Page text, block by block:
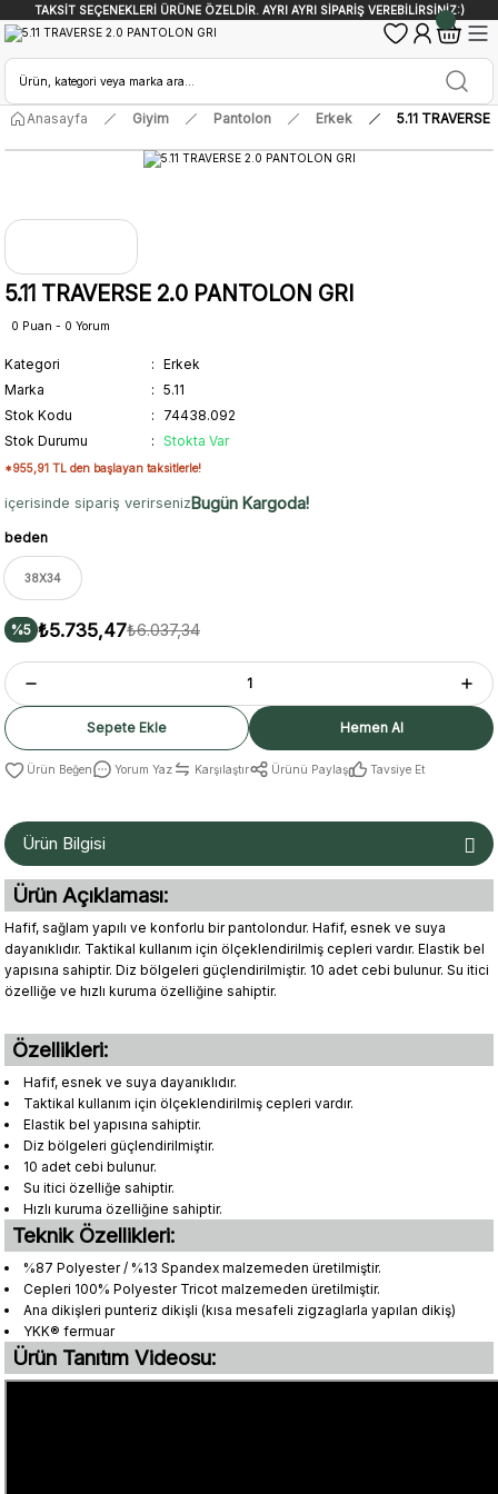
TAKSİT SEÇENEKLERİ ÜRÜNE ÖZELDİR. AYRI AYRI SİPARİŞ VEREBİLİRSİNİZ:)
Anasayfa Giyim Pantolon Erkek 5.11
5.11 TRAVERSE 2.0 PANTOLON GRI
0 Puan - 0 Yorum
Kategori
Erkek
Marka
5.11
Stok Kodu
74438.092
Stok Durumu
Stokta Var
*955,91 TL den başlayan taksitlerle!
içerisinde sipariş verirsenizBugün Kargoda!
beden
38X34
%5 ₺5.735,47₺6.037,34
Sepete Ekle Hemen Al
Yorum Yaz Karşılaştır Ürünü Paylaş Tavsiye Et
Ürün Bilgisi
Ürün Açıklaması:
Hafif, sağlam yapılı ve konforlu bir pantolondur. Hafif, esnek ve suya
dayanıklıdır. Taktikal kullanım için ölçeklendirilmiş cepleri vardır. Elastik bel
yapısına sahiptir. Diz bölgeleri güçlendirilmiştir. 10 adet cebi bulunur. Su itici
özelliğe ve hızlı kuruma özelliğine sahiptir.
Özellikleri:
Hafif, esnek ve suya dayanıklıdır.
Taktikal kullanım için ölçeklendirilmiş cepleri vardır.
Elastik bel yapısına sahiptir.
Diz bölgeleri güçlendirilmiştir.
10 adet cebi bulunur.
Su itici özelliğe sahiptir.
Hızlı kuruma özelliğine sahiptir.
Teknik Özellikleri:
%87 Polyester / %13 Spandex malzemeden üretilmiştir.
Cepleri 100% Polyester Tricot malzemeden üretilmiştir.
Ana dikişleri punteriz dikişli (kısa mesafeli zigzaglarla yapılan dikiş)
YKK® fermuar
Ürün Tanıtım Videosu: